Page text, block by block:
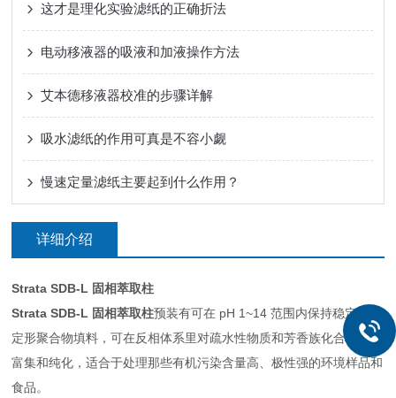
这才是理化实验滤纸的正确折法
电动移液器的吸液和加液操作方法
艾本德移液器校准的步骤详解
吸水滤纸的作用可真是不容小觑
慢速定量滤纸主要起到什么作用？
详细介绍
Strata SDB-L 固相萃取柱
Strata SDB-L 固相萃取柱预装有可在 pH 1~14 范围内保持稳定的不
定形聚合物填料，可在反相体系里对疏水性物质和芳香族化合物进行
富集和纯化，适合于处理那些有机污染含量高、极性强的环境样品和
食品。